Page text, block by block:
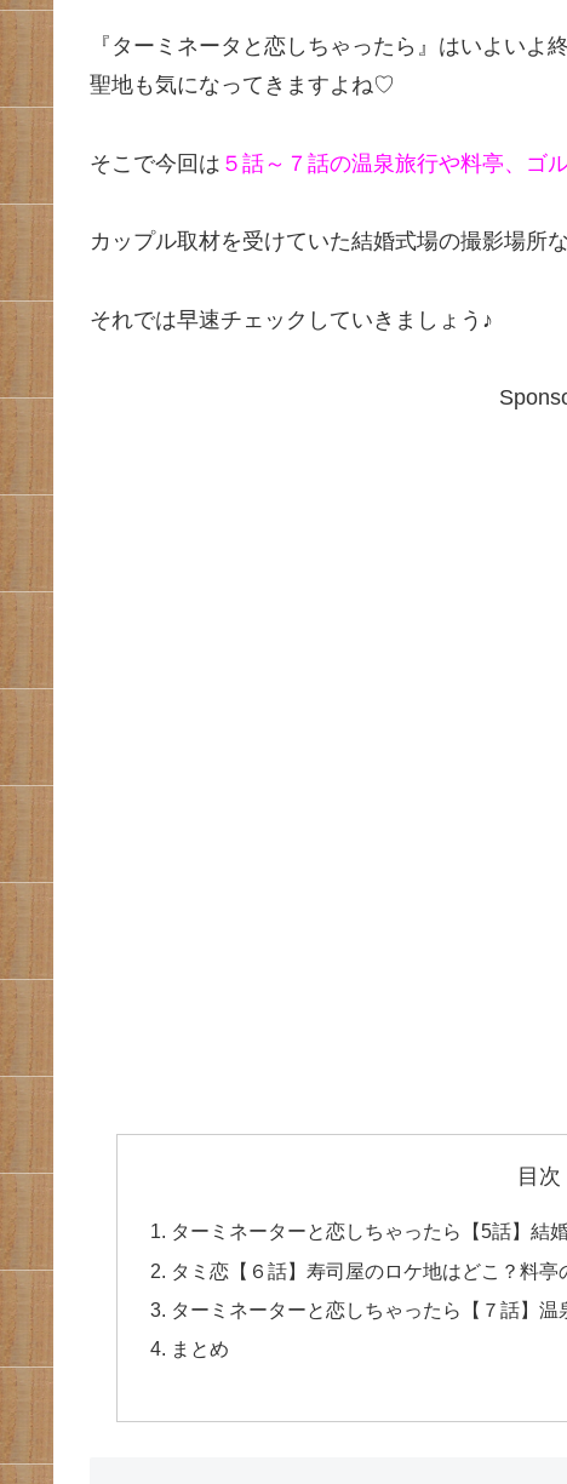
『ターミネータと恋しちゃったら』はいよい
聖地も気になってきますよね♡
そこで今回は ５話～７話の温泉旅行や料亭、ゴ
カップル取材を受けていた結婚式場の撮影場所な
それでは早速チェックしていきましょう♪
目次
ターミネーターと恋しちゃったら【5話】結
タミ恋【６話】寿司屋のロケ地はどこ？料亭
ターミネーターと恋しちゃったら【７話】
まとめ